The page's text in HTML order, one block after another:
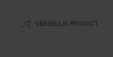
VERGELIJK PRODUCT